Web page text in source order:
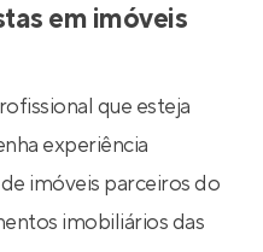
em imóveis
que esteja
experiência
imóveis parceiros do
imobiliários das